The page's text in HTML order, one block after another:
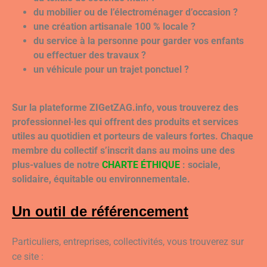
du mobilier ou de l’électroménager d’occasion ?
une création artisanale 100 % locale ?
du service à la personne pour garder vos enfants
ou effectuer des travaux ?
un véhicule pour un trajet ponctuel ?
Sur la plateforme ZIGetZAG.info, vous trouverez des
professionnel·les qui offrent des produits et services
utiles au quotidien et porteurs de valeurs fortes. Chaque
membre du collectif s’inscrit dans au moins une des
plus-values de notre CHARTE ÉTHIQUE : sociale,
solidaire, équitable ou environnementale.
Un outil de référencement
Particuliers, entreprises, collectivités, vous trouverez sur
ce site :